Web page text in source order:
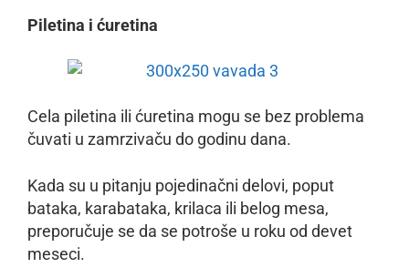
Piletina i ćuretina
Cela piletina ili ćuretina mogu se bez problema
čuvati u zamrzivaču do godinu dana.
Kada su u pitanju pojedinačni delovi, poput
bataka, karabataka, krilaca ili belog mesa,
preporučuje se da se potroše u roku od devet
meseci.